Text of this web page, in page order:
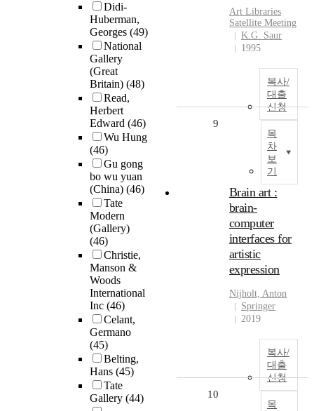
Didi-
Huberman,
Georges (49)
National
Gallery
(Great
Britain) (48)
Read,
Herbert
Edward (46)
Wu Hung
(46)
Gu gong
bo wu yuan
(China) (46)
Tate
Modern
(Gallery)
(46)
Christie,
Manson &
Woods
International
Inc (46)
Celant,
Germano
(45)
Belting,
Hans (45)
Tate
Gallery (44)
Art Libraries
Satellite Meeting
K.G. Saur
1995
복사/
대출
신청
목
차
보
기
9
Brain art :
brain-
computer
interfaces for
artistic
expression
Nijholt, Anton
Springer
2019
복사/
대출
신청
목
10